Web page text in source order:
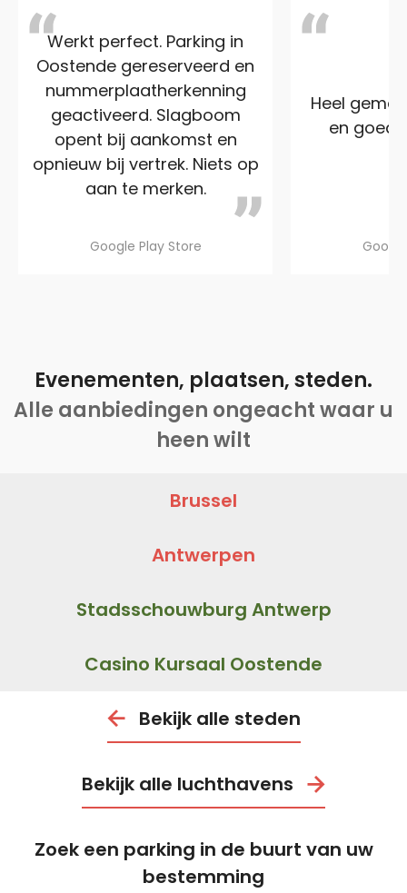
Werkt perfect. Parking in
Oostende gereserveerd en
nummerplaatherkenning
geactiveerd. Slagboom
opent bij aankomst en
opnieuw bij vertrek. Niets op
aan te merken.
Google Play Store
Heel
en goed
Evenementen, plaatsen, steden.
Alle aanbiedingen ongeacht waar u
heen wilt
Brussel
Antwerpen
Stadsschouwburg Antwerp
Casino Kursaal Oostende
Bekijk alle steden
Bekijk alle luchthavens
Zoek een parking in de buurt van uw
bestemming